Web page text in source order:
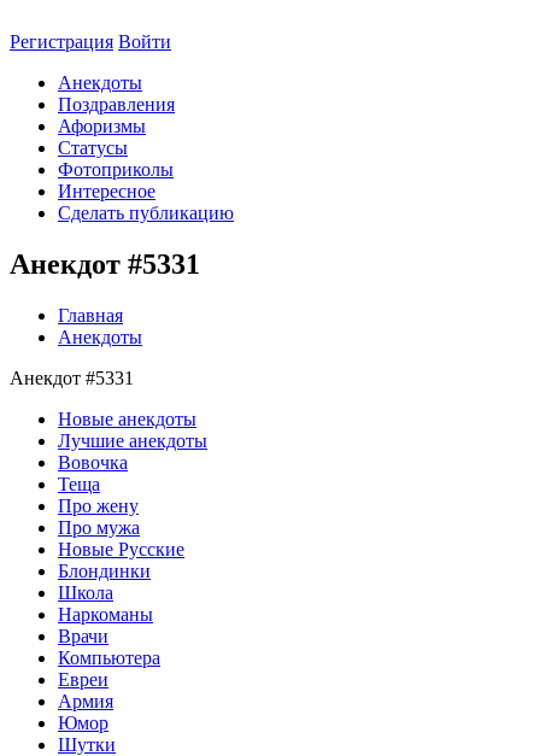
Регистрация Войти
Анекдоты
Поздравления
Афоризмы
Статусы
Фотоприколы
Интересное
Сделать публикацию
Анекдот #5331
Главная
Анекдоты
Анекдот #5331
Новые анекдоты
Лучшие анекдоты
Вовочка
Теща
Про жену
Про мужа
Новые Русские
Блондинки
Школа
Наркоманы
Врачи
Компьютера
Евреи
Армия
Юмор
Шутки